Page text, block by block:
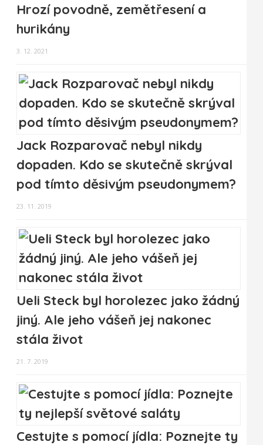
Hrozí povodně, zemětřesení a
hurikány
3. 12. 2021
Jack Rozparovač nebyl nikdy
dopaden. Kdo se skutečně skrýval
pod tímto děsivým pseudonymem?
23. 11. 2019
Ueli Steck byl horolezec jako žádný
jiný. Ale jeho vášeň jej nakonec
stála život
21. 7. 2019
Cestujte s pomocí jídla: Poznejte ty